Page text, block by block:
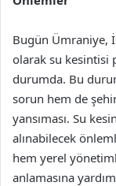
Bugün Ümraniye,
olarak su kesintisi
durumda. Bu
sorun hem de
yansıması. Su
alınabilecek
hem yerel
anlamasına